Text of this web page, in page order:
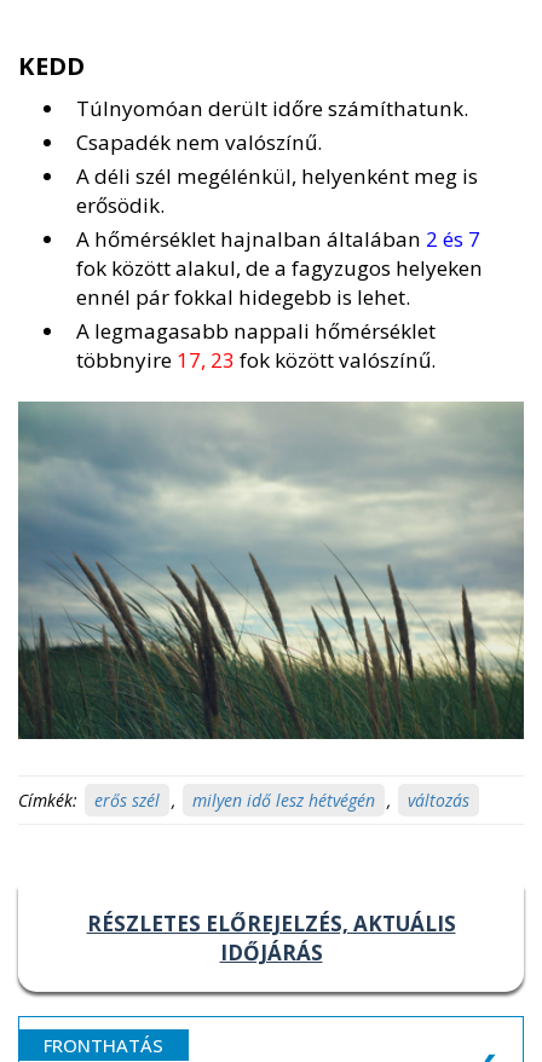
KEDD
Túlnyomóan derült időre számíthatunk.
Csapadék nem valószínű.
A déli szél megélénkül, helyenként meg is
erősödik.
A hőmérséklet hajnalban általában 2 és 7
fok között alakul, de a fagyzugos helyeken
ennél pár fokkal hidegebb is lehet.
A legmagasabb nappali hőmérséklet
többnyire 17, 23 fok között valószínű.
Címkék: erős szél , milyen idő lesz hétvégén , változás
RÉSZLETES ELŐREJELZÉS, AKTUÁLIS
IDŐJÁRÁS
FRONTHATÁS